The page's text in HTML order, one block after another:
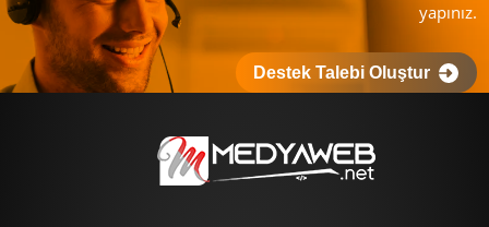
yapınız.
Destek Talebi Oluştur